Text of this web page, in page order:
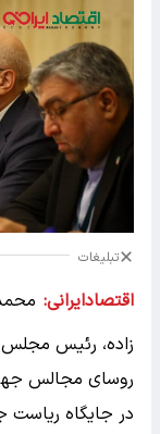
تبلیغات
اقتصادایرانی:
زاده، رئیس
روسای مجالس
در جایگاه